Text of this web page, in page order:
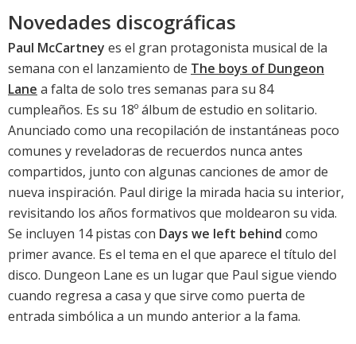
Novedades discográficas
Paul McCartney es el gran protagonista musical de la
semana con el lanzamiento de The boys of Dungeon
Lane a falta de solo tres semanas para su 84
cumpleaños. Es su 18º álbum de estudio en solitario.
Anunciado como una recopilación de instantáneas poco
comunes y reveladoras de recuerdos nunca antes
compartidos, junto con algunas canciones de amor de
nueva inspiración. Paul dirige la mirada hacia su interior,
revisitando los años formativos que moldearon su vida.
Se incluyen 14 pistas con Days we left behind como
primer avance. Es el tema en el que aparece el título del
disco. Dungeon Lane es un lugar que Paul sigue viendo
cuando regresa a casa y que sirve como puerta de
entrada simbólica a un mundo anterior a la fama.